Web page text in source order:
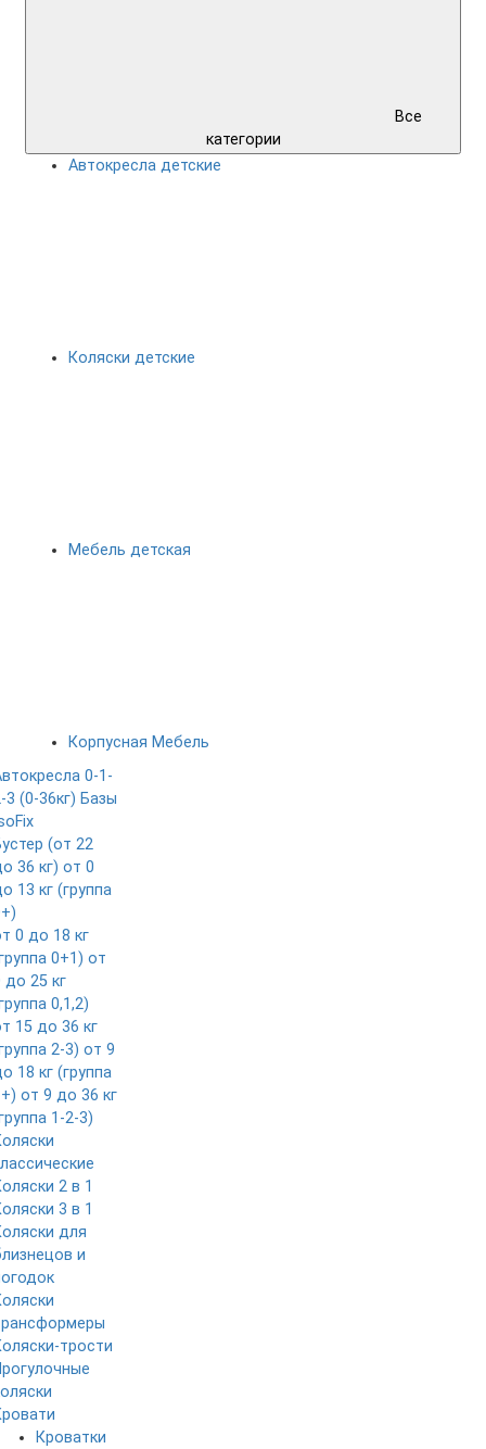
Все
категории
Автокресла детские
Коляски детские
Мебель детская
Корпусная Мебель
0-1-
3 (0-36кг) Базы
(от 22
36 кг) от 0
13 кг (группа
0 до 18 кг
0+1) от
до 25 кг
0,1,2)
15 до 36 кг
2-3) от 9
18 кг (группа
от 9 до 36 кг
1-2-3)
2 в 1
3 в 1
для
и
трости
Кроватки